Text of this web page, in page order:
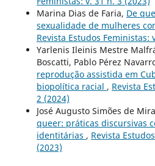
Marina Dias de Faria, De
sexualidade de mulheres
Revista Estudos Feministas:
Yarlenis Ileinis Mestre
Boscatti, Pablo Pérez
reprodução assistida em
biopolítica racial , Revista
2 (2024)
José Augusto Simões de
queer: práticas discursivas
identitárias , Revista
(2023)